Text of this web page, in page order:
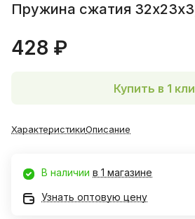
Пружина сжатия
428 ₽
Купить в 1
ХарактеристикиОписание
В наличии в 1 магазине
Узнать оптовую цену